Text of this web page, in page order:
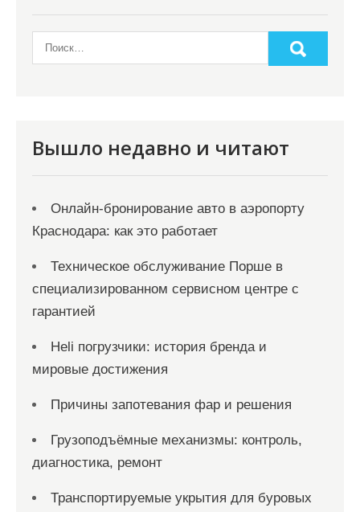
Вышло недавно и читают
Онлайн‑бронирование авто в аэропорту
Краснодара: как это работает
Техническое обслуживание Порше в
специализированном сервисном центре с
гарантией
Heli погрузчики: история бренда и
мировые достижения
Причины запотевания фар и решения
Грузоподъёмные механизмы: контроль,
диагностика, ремонт
Транспортируемые укрытия для буровых